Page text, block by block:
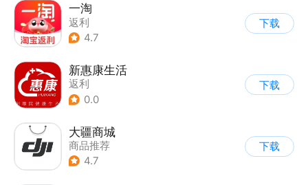
一淘
返利
4.7
下载
新惠康生活
返利
0.0
下载
大疆商城
商品推荐
4.7
下载